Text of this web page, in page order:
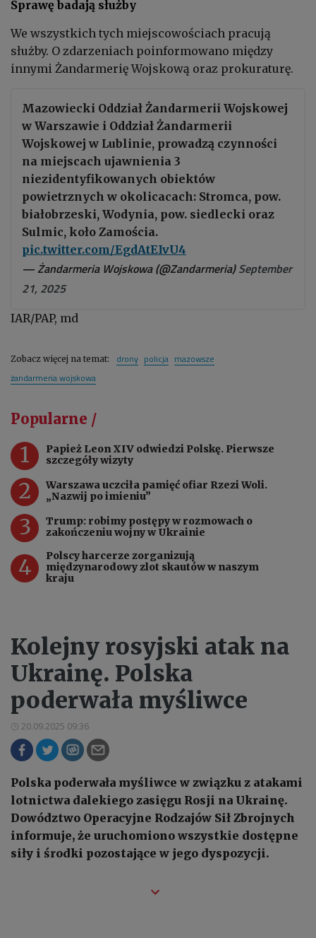
Sprawę badają służby
We wszystkich tych miejscowościach pracują
służby. O zdarzeniach poinformowano między
innymi Żandarmerię Wojskową oraz prokuraturę.
Mazowiecki Oddział Żandarmerii Wojskowej
w Warszawie i Oddział Żandarmerii
Wojskowej w Lublinie, prowadzą czynności
na miejscach ujawnienia 3
niezidentyfikowanych obiektów
powietrznych w okolicacach: Stromca, pow.
białobrzeski, Wodynia, pow. siedlecki oraz
Sulmic, koło Zamościa.
pic.twitter.com/EgdAtEIvU4
— Żandarmeria Wojskowa (@Zandarmeria)September
21, 2025
IAR/PAP, md
Zobacz więcej na temat: drony policja mazowsze
żandarmeria wojskowa
Popularne /
1
Papież Leon XIV odwiedzi Polskę. Pierwsze
szczegóły wizyty
2
Warszawa uczciła pamięć ofiar Rzezi Woli.
„Nazwij po imieniu”
3
Trump: robimy postępy w rozmowach o
zakończeniu wojny w Ukrainie
4
Polscy harcerze zorganizują
międzynarodowy zlot skautów w naszym
kraju
Kolejny rosyjski atak na
Ukrainę. Polska
poderwała myśliwce
20.09.2025 09:36
Polska poderwała myśliwce w związku z atakami
lotnictwa dalekiego zasięgu Rosji na Ukrainę.
Dowództwo Operacyjne Rodzajów Sił Zbrojnych
informuje, że uruchomiono wszystkie dostępne
siły i środki pozostające w jego dyspozycji.